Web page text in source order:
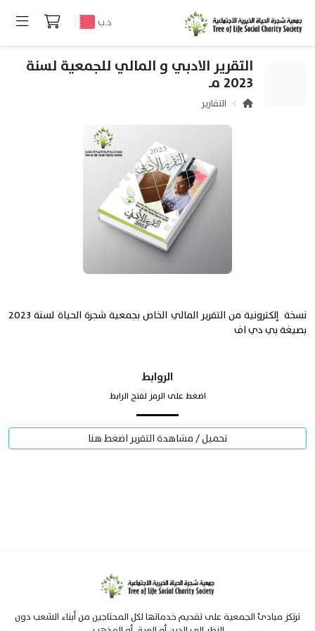
د.ب
التقرير الادبي و المالي للجمعية لسنة
2023 مـ
التقارير
نسخة إلكترونية من التقرير المالي الخاص بجمعية شجرة الحياة لسنة 2023
بصيغة بي دي اف
الروابط
اضغط على الرمز لفتح الرابط
تحميل / مشاهدة التقرير اضغط هنا
ترتكز مبادئ الجمعية على تقديم خدماتها لكل المحتاجين من أبناء الشعب دون